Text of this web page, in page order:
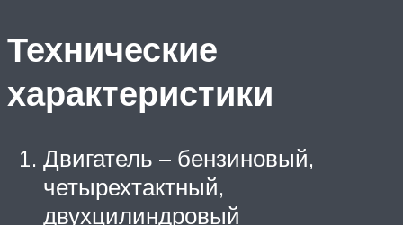
Технические
характеристики
Двигатель – бензиновый,
четырехтактный,
двухцилиндровый